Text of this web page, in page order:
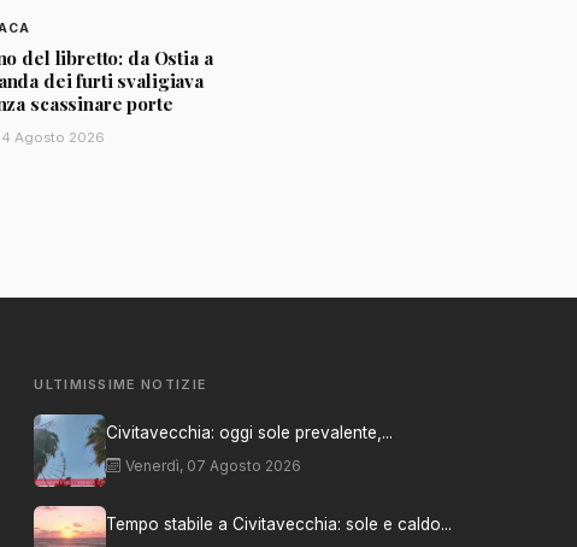
del libretto: da Ostia a
dei furti svaligiava
scassinare porte
Agosto 2026
ULTIMISSIME NOTIZIE
Civitavecchia: oggi sole prevalente,...
Venerdì, 07 Agosto 2026
Tempo stabile a Civitavecchia: sole e caldo...